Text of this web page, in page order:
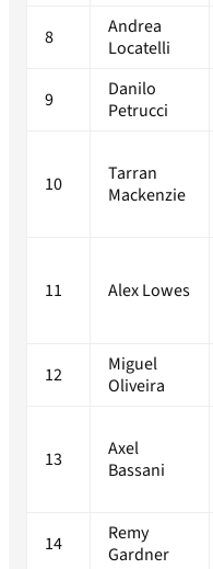
8
Andrea
Locatelli
9
Danilo
Petrucci
10
Tarran
Mackenzie
11 Alex Lowes
12
Miguel
Oliveira
13
Axel
Bassani
14
Remy
Gardner